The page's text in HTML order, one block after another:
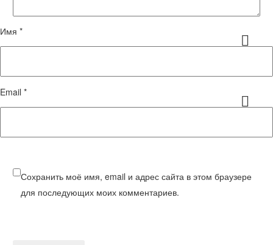
Имя *
Email *
Сохранить моё имя, email и адрес сайта в этом браузере
для последующих моих комментариев.